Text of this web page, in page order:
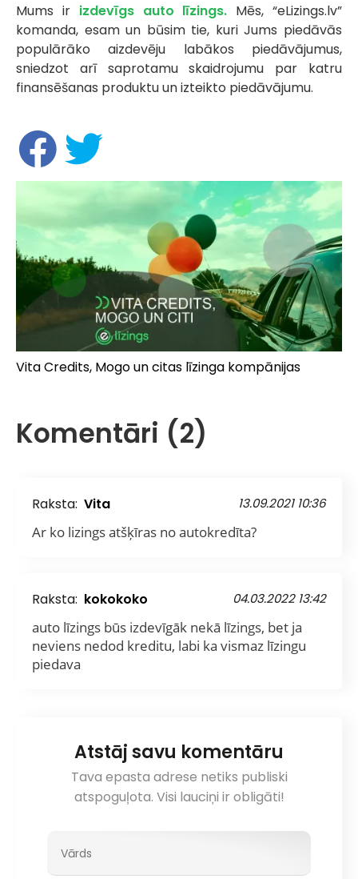
Mums ir izdevīgs auto līzings. Mēs, “eLizings.lv”
komanda, esam un būsim tie, kuri Jums piedāvās
populārāko aizdevēju labākos piedāvājumus,
sniedzot arī saprotamu skaidrojumu par katru
finansēšanas produktu un izteikto piedāvājumu.
Vita Credits, Mogo un citas līzinga kompānijas
Komentāri (2)
Raksta: Vita 13.09.2021 10:36
Ar ko lizings atšķīras no autokredīta?
Raksta: kokokoko 04.03.2022 13:42
auto līzings būs izdevīgāk nekā līzings, bet ja
neviens nedod kreditu, labi ka vismaz līzingu
piedava
Atstāj savu komentāru
Tava epasta adrese netiks publiski
atspoguļota. Visi lauciņi ir obligāti!